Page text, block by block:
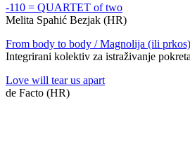
-110 = QUARTET of two
Melita Spahić Bezjak (HR)
From body to body / Magnolija (ili prkos)
Integrirani kolektiv za istraživanje
Love will tear us apart
de Facto (HR)